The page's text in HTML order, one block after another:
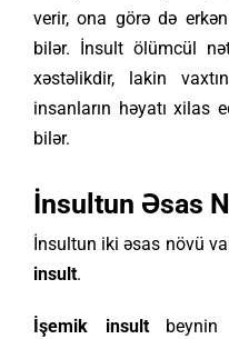
verir, ona görə də
bilər. İnsult ölümcül
xəstəlikdir, lakin
insanların həyatı xilas
bilər.
İnsultun Əsas
İnsultun iki əsas növü
insult.
İşemik insultbeynin